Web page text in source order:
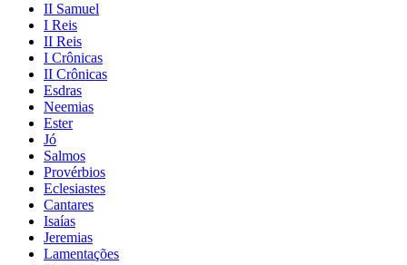
II Samuel
I Reis
II Reis
I Crônicas
II Crônicas
Esdras
Neemias
Ester
Jó
Salmos
Provérbios
Eclesiastes
Cantares
Isaías
Jeremias
Lamentações